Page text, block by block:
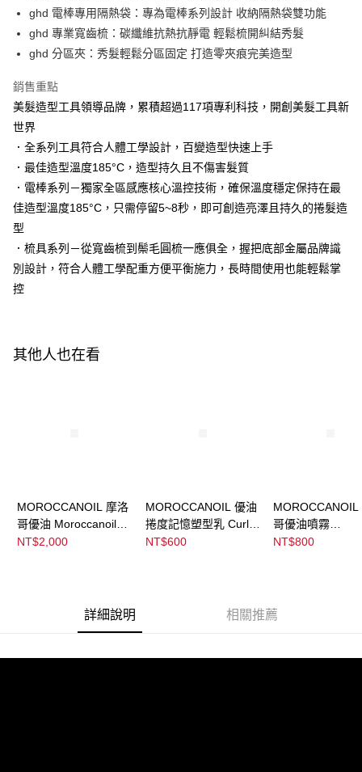
AFTEE先享後付
相關說明
【關於「AFTEE先享後付」】
AFTEE先享後付是「在收到商品之後才付款」的支付方式。 讓您購物簡單
１．簡單：不需註冊會員、不需綁卡、不需儲值。
２．便利：只要手機號碼，簡訊認證，即可結帳。
３．安心：先確認商品／服務後，再付款。
【「AFTEE先享後付」結帳流程】
１．於結帳方式選擇「AFTEE先享後付」後，將跳轉至「AFTEE先享後付」
２．訂單成立數日內，您將收到繳費通知簡訊。
３．收到繳費通知簡訊後14天內，點擊此簡訊中的連結，可透過四大超商／
ATM／網路銀行／等多元方式進行付款，方視為交易完成。
購買商品的店家。未經商家同意取消之訂單仍視為有效，需透過AFTEE先享
後付繳納相關費用。
※ 交易是否成功請以「AFTEE先享後付 」之結帳頁面顯示為準，若有關於
是否繳費成功／繳費後需取消欲退款等相關疑問，請聯繫「AFTEE先享後付
１．透過由恩沛科技股份有限公司提供之「AFTEE先享後付」服務完成之交
請求用戶進行身份認證。
５．嚴禁一人註冊多個帳號或使用他人資訊註冊。若發現惡意使用之情形，
恩沛科技股份有限公司將有權停止該用戶之使用額度並採取法律行動。
宅配
宅配-離島
每筆NT$320，滿NT$3,000(含以上)免運費
ghd 電棒專用隔熱袋：專為電棒系列設計 收納隔熱袋雙功能
ghd 專業寬齒梳：碳纖維抗熱抗靜電 輕鬆梳開糾結秀髮
ghd 分區夾：秀髮輕鬆分區固定 打造零夾痕完美造型
銷售重點
美髮造型工具領導品牌，累積超過117項專利科技，開創美髮工具新
世界
．全系列工具符合人體工學設計，百變造型快速上手
．最佳造型溫度185°C，造型持久且不傷害髮質
．電棒系列－獨家全區感應核心溫控技術，確保溫度穩定保持在最
佳造型溫度185°C，只需停留5~8秒，即可創造亮澤且持久的捲髮造
型
．梳具系列－從寬齒梳到鬃毛圓梳一應俱全，握把底部金屬品牌識
別設計，符合人體工學配重方便平衡施力，長時間使用也能輕鬆掌
控
其他人也在看
MOROCCANOIL 摩洛
哥優油 Moroccanoil
Treatment
NT$2,000
MOROCCANOIL 優油
捲度記憶塑型乳 Curl
Defining Cream
NT$600
MOROCCANOIL
哥優油噴霧
Moroccanoil
NT$800
詳細說明 相關推薦